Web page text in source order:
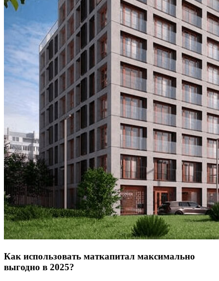
Как использовать маткапитал максимально
выгодно в 2025?